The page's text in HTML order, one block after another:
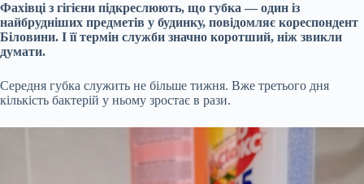
Фахівці з гігієни підкреслюють, що губка — один із
найбрудніших предметів у будинку, повідомляє кореспондент
Біловини. І її термін служби значно коротший, ніж звикли
думати.
Середня губка служить не більше тижня. Вже третього дня
кількість бактерій у ньому зростає в рази.